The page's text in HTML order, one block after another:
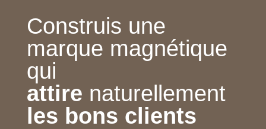
Construis une
marque magnétique
qui
attire naturellement
les bons clients